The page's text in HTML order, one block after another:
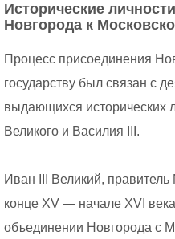
Исторические
Новгорода к
Процесс присоединения
государству был связан с
выдающихся исторических
Великого и Василия III.
Иван III Великий, правитель
конце XV — начале XVI
объединении Новгорода с